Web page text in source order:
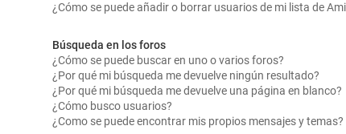
¿Cómo se puede añadir o borrar usuarios de mi lista de
Búsqueda en los foros
¿Cómo se puede buscar en uno o varios foros?
¿Por qué mi búsqueda me devuelve ningún resultado?
¿Por qué mi búsqueda me devuelve una página en blanco?
¿Cómo busco usuarios?
¿Como se puede encontrar mis propios mensajes y temas?